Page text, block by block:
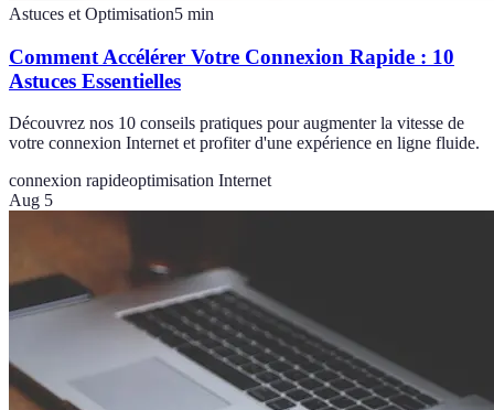
Astuces et Optimisation5 min
Comment Accélérer Votre Connexion Rapide : 10
Astuces Essentielles
Découvrez nos 10 conseils pratiques pour augmenter la vitesse de
votre connexion Internet et profiter d'une expérience en ligne fluide.
connexion rapideoptimisation Internet
Aug 5